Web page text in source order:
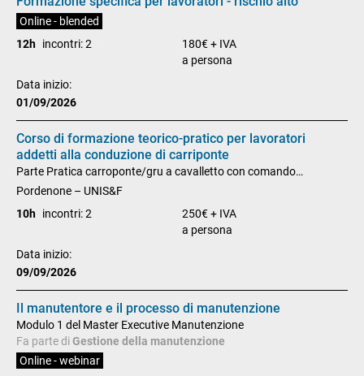
Online - blended
12h incontri: 2
180€ + IVA
a persona
Data inizio:
01/09/2026
Corso di formazione teorico-pratico per lavoratori
addetti alla conduzione di carriponte
Parte Pratica carroponte/gru a cavalletto con comando
pensile/radiocomando
Pordenone – UNIS&F
10h incontri: 2
250€ + IVA
a persona
Data inizio:
09/09/2026
Il manutentore e il processo di manutenzione
Modulo 1 del Master Executive Manutenzione
Fa parte diGestione della manutenzione
Online - webinar